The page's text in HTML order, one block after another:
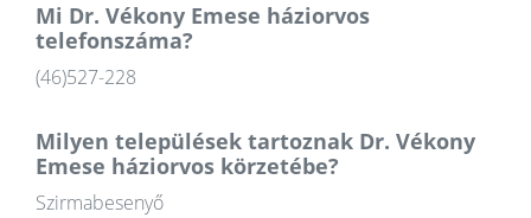
Mi Dr. Vékony Emese háziorvos
telefonszáma?
(46)527-228
Milyen települések tartoznak Dr. Vékony
Emese háziorvos körzetébe?
Szirmabesenyő